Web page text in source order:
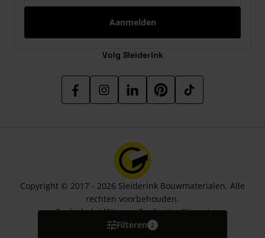
Filteren 2
Aanmelden
Volg Sleiderink
Copyright © 2017 - 2026 Sleiderink Bouwmaterialen. Alle
rechten voorbehouden.
CookiebeleidSitemapRealisatie:Stimmt